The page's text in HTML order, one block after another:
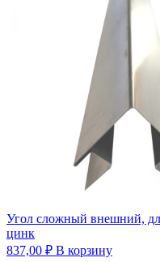
Угол сложный внешний,
цинк
837,00 ₽ В корзину